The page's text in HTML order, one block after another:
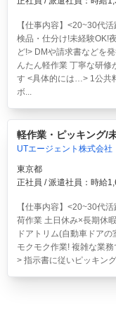
【仕事内容】<20~30代
検品・仕分け!未経験OK!
ど!> DMや請求書などを
んたん軽作業 丁寧な研修
す <具体的には…> 1公共
ボ...
軽作業・ピッキング/
UTエージェント株式会社
東京都
正社員 / 派遣社員：時給
【仕事内容】<20~30代
荷作業 土日休み×長期休
ドアトリム(自動車ドア
モクモク作業! 複雑な業
> 指示書に従いピッキン